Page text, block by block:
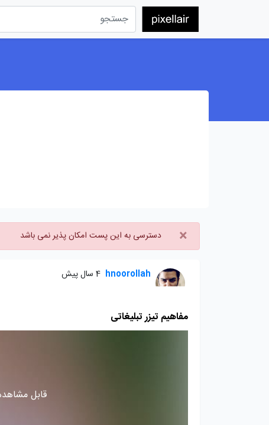
× دسترسی به این پست امکان پذیر نمی باشد
hnoorollah 4 سال پیش
مفاهیم تیزر تبلیغاتی
قابل